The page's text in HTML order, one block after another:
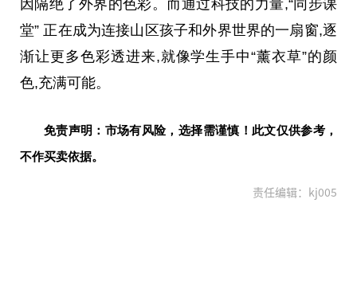
因隔绝了外界的色彩。而通过科技的力量,“同步课
堂” 正在成为连接山区孩子和外界世界的一扇窗,逐
渐让更多色彩透进来,就像学生手中“薰衣草”的颜
色,充满可能。
免责声明：市场有风险，选择需谨慎！此文仅供参考，
不作买卖依据。
责任编辑：kj005